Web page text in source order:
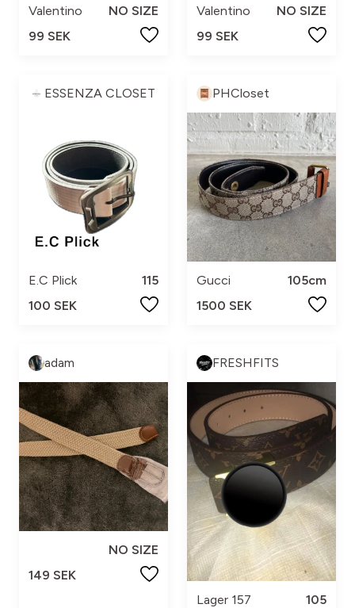
Valentino
NO SIZE
99 SEK
Valentino
NO SIZE
99 SEK
ESSENZA CLOSET
E.C Plick
115
100 SEK
PHCloset
Gucci
105cm
1500 SEK
adam
NO SIZE
149 SEK
FRESHFITS
Lager 157
105